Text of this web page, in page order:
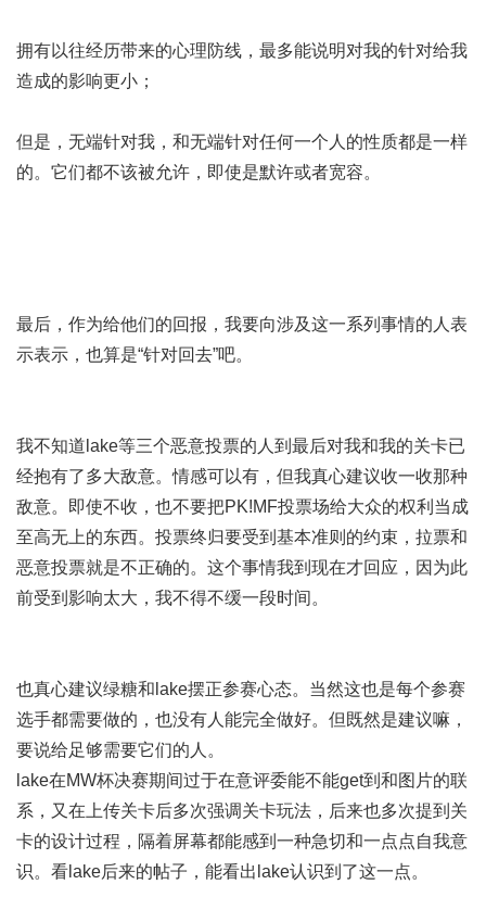
拥有以往经历带来的心理防线，最多能说明对我的针对给我
造成的影响更小；
但是，无端针对我，和无端针对任何一个人的性质都是一样
的。它们都不该被允许，即使是默许或者宽容。
最后，作为给他们的回报，我要向涉及这一系列事情的人表
示表示，也算是“针对回去”吧。
我不知道lake等三个恶意投票的人到最后对我和我的关卡已
经抱有了多大敌意。情感可以有，但我真心建议收一收那种
敌意。即使不收，也不要把PK!MF投票场给大众的权利当成
至高无上的东西。投票终归要受到基本准则的约束，拉票和
恶意投票就是不正确的。这个事情我到现在才回应，因为此
前受到影响太大，我不得不缓一段时间。
也真心建议绿糖和lake摆正参赛心态。当然这也是每个参赛
选手都需要做的，也没有人能完全做好。但既然是建议嘛，
要说给足够需要它们的人。
lake在MW杯决赛期间过于在意评委能不能get到和图片的联
系，又在上传关卡后多次强调关卡玩法，后来也多次提到关
卡的设计过程，隔着屏幕都能感到一种急切和一点点自我意
识。看lake后来的帖子，能看出lake认识到了这一点。